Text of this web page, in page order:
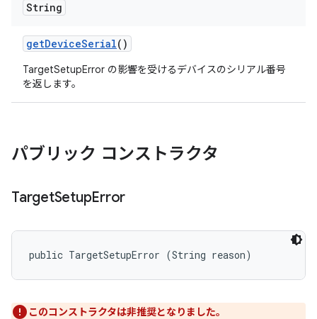
String
getDeviceSerial()
TargetSetupError の影響を受けるデバイスのシリアル番号
を返します。
パブリック コンストラクタ
TargetSetupError
public TargetSetupError (String reason)
このコンストラクタは非推奨となりました。